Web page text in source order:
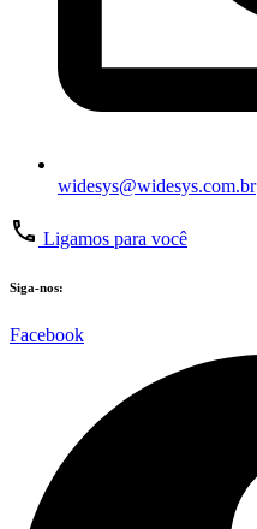
widesys@widesys.com.br
Ligamos para você
Siga-nos:
Facebook